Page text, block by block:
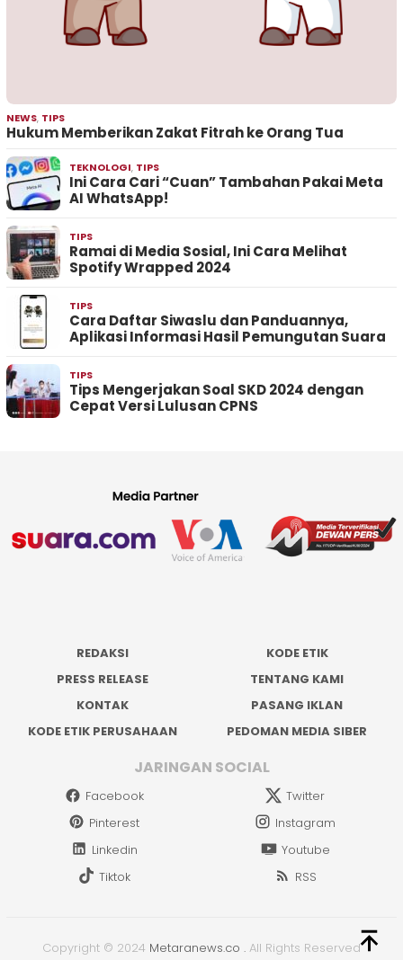
NEWS, TIPS
Hukum Memberikan Zakat Fitrah ke Orang Tua
TEKNOLOGI, TIPS
Ini Cara Cari “Cuan” Tambahan Pakai Meta
AI WhatsApp!
TIPS
Ramai di Media Sosial, Ini Cara Melihat
Spotify Wrapped 2024
TIPS
Cara Daftar Siwaslu dan Panduannya,
Aplikasi Informasi Hasil Pemungutan Suara
TIPS
Tips Mengerjakan Soal SKD 2024 dengan
Cepat Versi Lulusan CPNS
REDAKSI
KODE ETIK
PRESS RELEASE
TENTANG KAMI
KONTAK
PASANG IKLAN
KODE ETIK PERUSAHAAN
PEDOMAN MEDIA SIBER
JARINGAN SOCIAL
Facebook
Twitter
Pinterest
Instagram
Linkedin
Youtube
Tiktok
RSS
Copyright © 2024 Metaranews.co . All Rights Reserved